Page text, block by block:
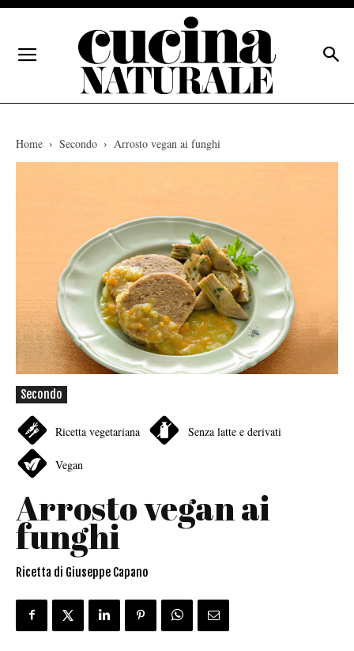
Home Secondo Arrosto vegan ai funghi
Secondo
Ricetta vegetariana Senza latte e derivati
Vegan
Arrosto vegan ai
funghi
Ricetta di Giuseppe Capano